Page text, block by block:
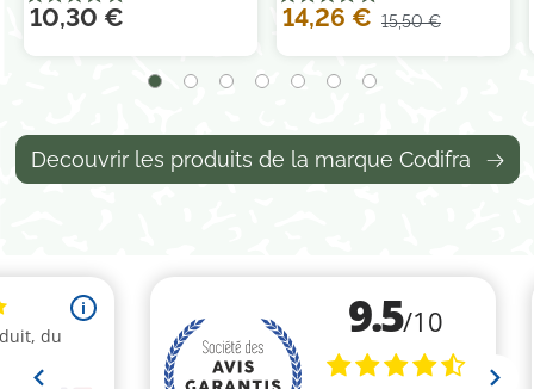
10,30 € 14,26 € 15,50 €
Decouvrir les produits de la marque Codifra